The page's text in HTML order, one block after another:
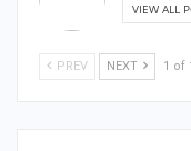
VIEW ALL
PREV NEXT 1 of